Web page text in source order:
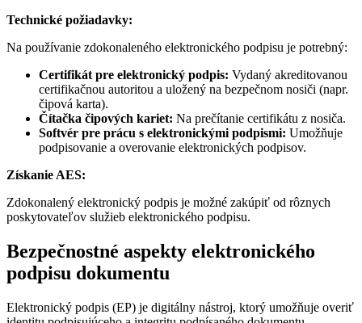
Technické požiadavky:
Na používanie zdokonaleného elektronického podpisu je potrebný:
Certifikát pre elektronický podpis: Vydaný akreditovanou
certifikačnou autoritou a uložený na bezpečnom nosiči (napr.
čipová karta).
Čítačka čipových kariet: Na prečítanie certifikátu z nosiča.
Softvér pre prácu s elektronickými podpismi: Umožňuje
podpisovanie a overovanie elektronických podpisov.
Získanie AES:
Zdokonalený elektronický podpis je možné zakúpiť od rôznych
poskytovateľov služieb elektronického podpisu.
Bezpečnostné aspekty elektronického
podpisu dokumentu
Elektronický podpis (EP) je digitálny nástroj, ktorý umožňuje overiť